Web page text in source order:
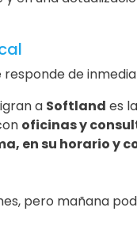
responde de
a Softland es la
oficinas y
en su horario y
pero mañana